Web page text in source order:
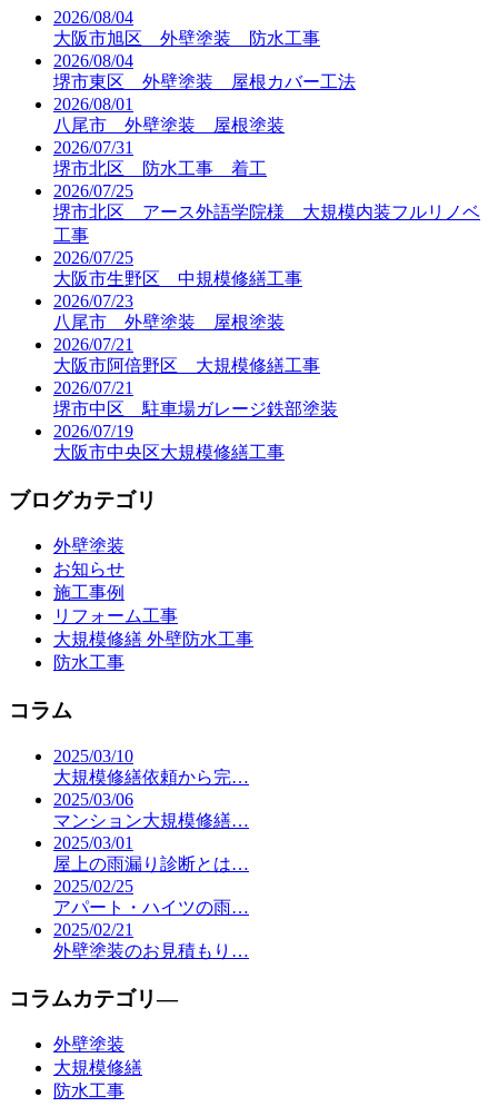
NEWS
2026/08/04
大阪市旭区 外壁塗装 防水工事
2026/08/04
堺市東区 外壁塗装 屋根カバー工法
2026/08/01
八尾市 外壁塗装 屋根塗装
2026/07/31
堺市北区 防水工事 着工
2026/07/25
堺市北区 アース外語学院様 大規模内装フルリノベ
工事
2026/07/25
大阪市生野区 中規模修繕工事
2026/07/23
八尾市 外壁塗装 屋根塗装
2026/07/21
大阪市阿倍野区 大規模修繕工事
堺市中区 駐車場ガレージ鉄部塗装
大阪市中央区大規模修繕工事
ブログカテゴリ
外壁塗装
お知らせ
リフォーム工事
防水工事
コラム
2025/03/10
大規模修繕依頼から完…
2025/03/06
マンション大規模修繕…
2025/03/01
屋上の雨漏り診断とは…
アパート・ハイツの雨…
外壁塗装のお見積もり…
コラムカテゴリ―